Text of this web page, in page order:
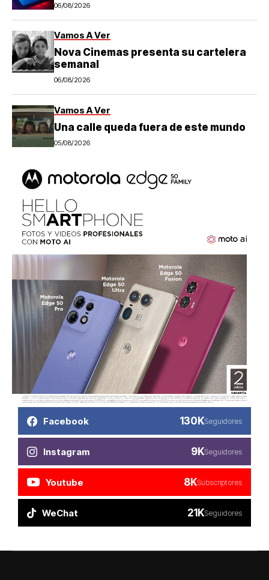
06/08/2026
Vamos A Ver
Nova Cinemas presenta su cartelera
semanal
06/08/2026
Vamos A Ver
Una calle queda fuera de este mundo
05/08/2026
Facebook 130KSeguidores
Instagram 9KSeguidores
Youtube 8KSubscriptores
WeChat 21KSeguidores